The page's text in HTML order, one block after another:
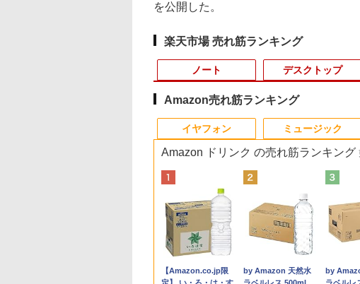
を公開した。
楽天市場 売れ筋ランキング
ノート
1
新古品ノートパソコン
Intel Celeron
Windows11 Pro WPS
Office 2024付き メモ
リ16GB SSD1TB 15.6
型 Bluetooth 無線
2
中古美品 フルHD 15.6
インチ EPSON
Endeavor NJ4400E /
Windows11/ 超高性能
第10世代Core i5-
10210u/ メモリ 16GB
3
2026年
正規店 商
新品 ノー
型/15.6型
Celeron/
デスクトップ
1
【期間限定P15倍+最大10%OFFクーポ
ン】 【3年保証】HP ELITEDESK 800
G6 DM SSD256GB メモリ16GB Core
i3 Windows 11 Pro 中古 アウトレット
返品 送料無料 中古デスクトップパソ
コン 中古パソコン デスクトップパソ
2
【ポイント2倍
＋キーボード付
コン 中古 パソ
き ストレージ 最
Corei5 第8世代
SF デスクトップ
1
【マラソンセール期間
中ポイント5倍】中古
モニター 17インチ ス
クエア 店長おまかせ
VGA / DVI ケーブル付
き サブモニター 監視
2
DELL デル E2318H
LED液晶モニター 23イ
ンチワイド ブラック
1920×1080 （フル
HD）IPSパネル LEDバ
ックライト付 非光沢
3
【500円
イント最
元！】モ
ー 15.6
IPS パネ
1
ゾンビのあふれた世界
で俺だけが襲われない
5 【電子書籍】[ 増田ち
ひろ ]
2
異世界魔王と召喚少女
の奴隷魔術（30） 【電
子書籍】[ 福田直叶 ]
3
アンダー
（18）
花沢健吾
Amazon売れ筋ランキング
イヤフォン
Anker Soundcore
Anker Soundcore
Anker
ミュージック
BRUCE WAYNE feat.
BRUCE WAYNE feat.
On My
Amazon ドリンク の売れ筋ランキング
【Amazon.co.jp限
by Amazon 天然水
by